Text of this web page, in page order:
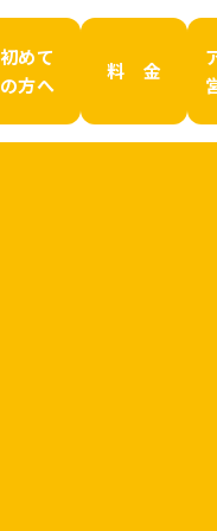
初めて
の方へ
料 金